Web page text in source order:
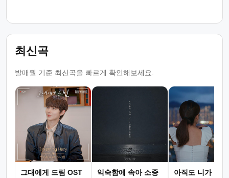
최신곡
발매월 기준 최신곡을 빠르게 확인해보세요.
그대에게 드림 OST
익숙함에 속아 소중
아직도 니가 그